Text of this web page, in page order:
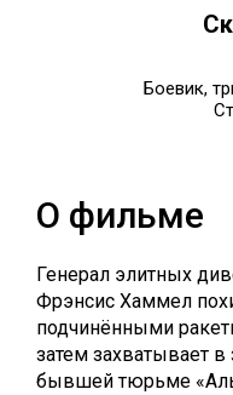
Боевик,
О фильме
Генерал элитных
Фрэнсис Хаммел
подчинёнными
затем захватывает
бывшей тюрьме